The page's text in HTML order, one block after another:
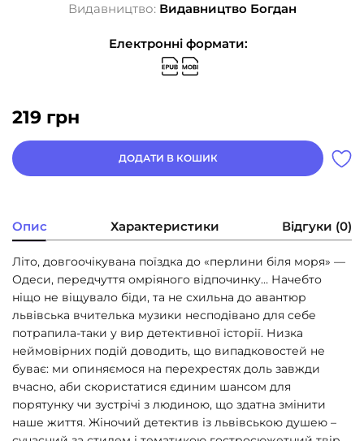
Видавництво: Видавництво Богдан
Електронні формати:
219 грн
ДОДАТИ В КОШИК
Опис Характеристики Відгуки (0)
Літо, довгоочікувана поїздка до «перлини біля моря» —
Одеси, передчуття омріяного відпочинку… Начебто
ніщо не віщувало біди, та не схильна до авантюр
львівська вчителька музики несподівано для себе
потрапила-таки у вир детективної історії. Низка
неймовірних подій доводить, що випадковостей не
буває: ми опиняємося на перехрестях доль завжди
вчасно, аби скористатися єдиним шансом для
порятунку чи зустрічі з людиною, що здатна змінити
наше життя. Жіночий детектив із львівською душею –